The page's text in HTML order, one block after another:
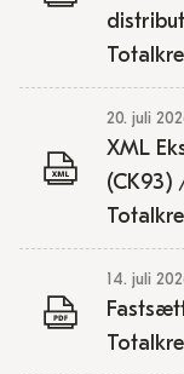
20. juli
XML
(CK93)
14. juli